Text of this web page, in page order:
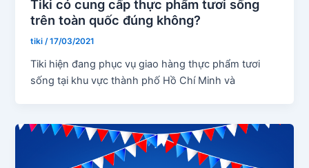
Tiki có cung cấp thực phẩm tươi sống
trên toàn quốc đúng không?
tiki/17/03/2021
Tiki hiện đang phục vụ giao hàng thực phẩm tươi
sống tại khu vực thành phố Hồ Chí Minh và